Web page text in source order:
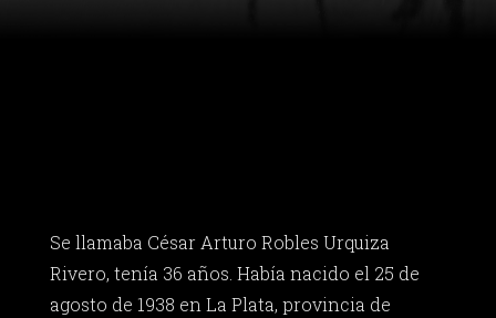
Se llamaba César Arturo Robles Urquiza
Rivero, tenía 36 años. Había nacido el 25 de
agosto de 1938 en La Plata, provincia de